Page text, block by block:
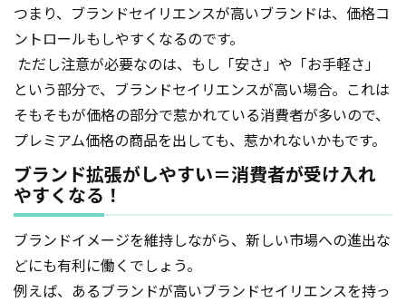
つまり、ブランドセイリエンスが高いブランドは、価格コ
ントロールもしやすくなるのです。
ただし注意が必要なのは、もし「安さ」や「お手軽さ」
という部分で、ブランドセイリエンスが高い場合。これは
そもそもが価格の部分で惹かれている消費者が多いので、
プレミアム価格の商品を出しても、惹かれないかもです。
ブランド拡張がしやすい＝消費者が受け入れ
やすくなる！
ブランドイメージを維持しながら、新しい市場への進出な
どにも有利に働くでしょう。
例えば、あるブランドが高いブランドセイリエンスを持っ